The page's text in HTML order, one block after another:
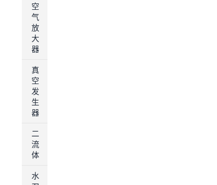
空
气
放
大
器
真
空
发
生
器
二
流
体
水